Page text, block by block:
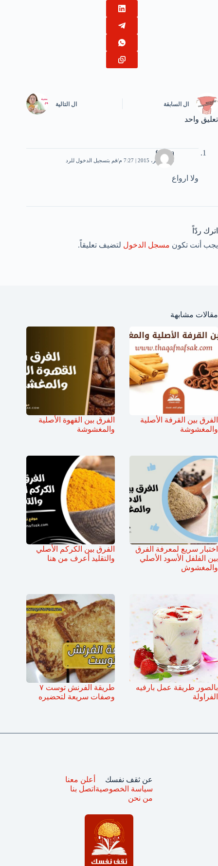
ال السابقة ال التالية
تعليق واحد
fadwa
14 نوفمبر، 2015 | 7:27 م قم بتسجيل الدخول للرد
ولا ارواع
اترك ردّاً
يجب أنت تكون مسجل الدخول لتضيف تعليقاً.
مقالات مشابهة
الفرق بين القرفة الأصلية
والمغشوشة
الفرق بين القهوة الأصلية
والمغشوشة
اختبار سريع لمعرفة الفرق
بين الفلفل الأسود الأصلي
والمغشوش
الفرق بين الكركم الأصلي
والتقليد أعرف من هنا
بالصور طريقة عمل بارفيه
الفراولة
طريقة الفرنش توست ٧
وصفات سريعة لتحضيره
عن ثقف نفسك
سياسة الخصوصية
من نحن
أعلن معنا
اتصل بنا